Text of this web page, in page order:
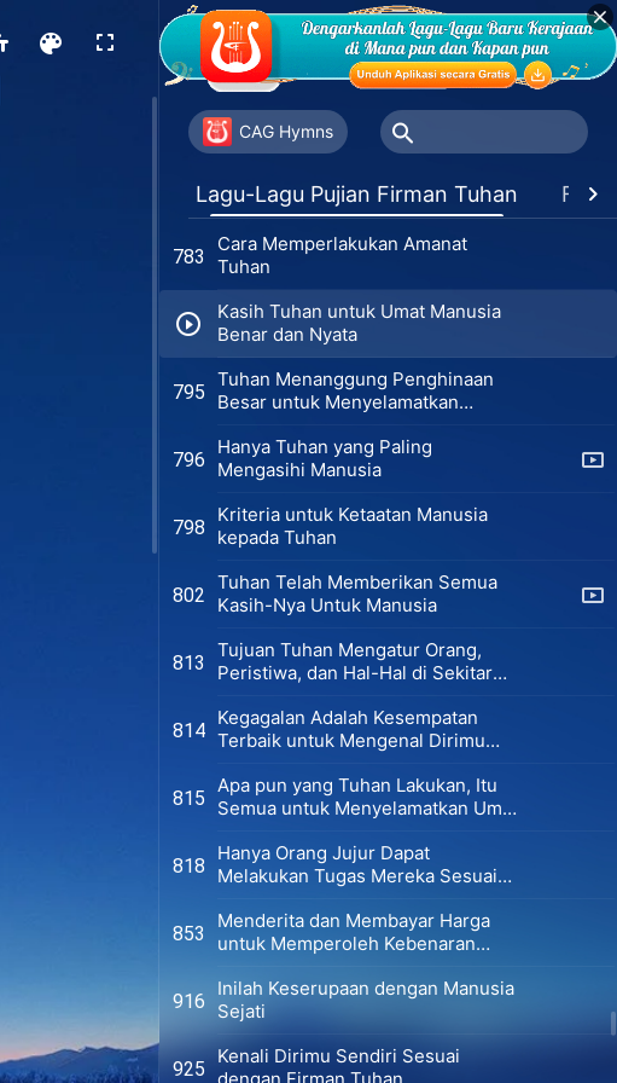
CAG Hymns
Lagu-Lagu Pujian Firman Tuhan
741
Hanya Ketika Tuhan Menjadi
Daging Barulah Manusia Beroleh
Kesempatan akan Keselamatan
776 Bagaimana Berjalan di Jalan Petrus
779
adalah Perubahan dalam Sifat
783
Cara Memperlakukan Amanat
Tuhan
Kasih Tuhan untuk Umat Manusia
Benar dan Nyata
795
Tuhan Menanggung Penghinaan
Besar untuk Menyelamatkan
796
Hanya Tuhan yang Paling
Mengasihi Manusia
798
Kriteria untuk Ketaatan Manusia
kepada Tuhan
802
Tuhan Telah Memberikan Semua
Kasih-Nya Untuk Manusia
813
Tujuan Tuhan Mengatur Orang,
Peristiwa, dan Hal-Hal di Sekitar
814
Kegagalan Adalah Kesempatan
Terbaik untuk Mengenal Dirimu
815
Apa pun yang Tuhan Lakukan, Itu
Semua untuk Menyelamatkan Umat
818
Hanya Orang Jujur Dapat
Melakukan Tugas Mereka Sesuai
853
Menderita dan Membayar Harga
untuk Memperoleh Kebenaran
916
Inilah Keserupaan dengan Manusia
Sejati
925
Kenali Dirimu Sendiri Sesuai